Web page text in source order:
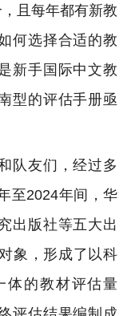
且每年都有新教
何选择合适的教
新手国际中文教
型的评估手册亟
队友们，经过多
至2024年间，华
出版社等五大出
象，形成了以科
体的教材评估量